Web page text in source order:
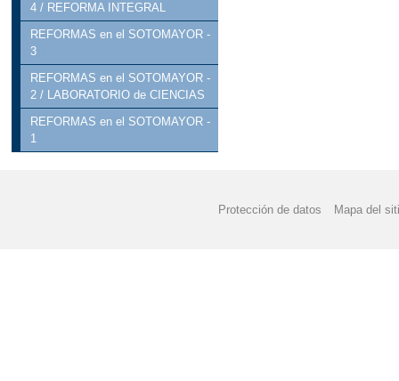
4 / REFORMA INTEGRAL
REFORMAS en el SOTOMAYOR -
3
REFORMAS en el SOTOMAYOR -
2 / LABORATORIO de CIENCIAS
REFORMAS en el SOTOMAYOR -
1
Protección de datos Mapa del